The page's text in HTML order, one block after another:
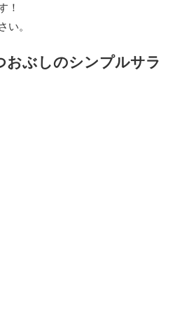
！
い。
おぶしのシンプルサラ